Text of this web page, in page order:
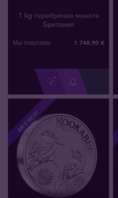
1 kg серебряная монета
Британия
Мы покупаем 1 748,90 €
БЕЗ НСО!